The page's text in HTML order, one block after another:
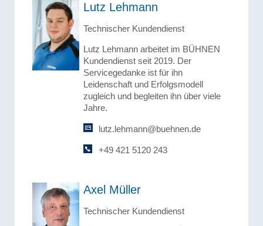
Lutz Lehmann
Technischer Kundendienst
Lutz Lehmann arbeitet im BÜHNEN
Kundendienst seit 2019. Der
Servicegedanke ist für ihn
Leidenschaft und Erfolgsmodell
zugleich und begleiten ihn über viele
Jahre.
lutz.lehmann@buehnen.de
+49 421 5120 243
Axel Müller
Technischer Kundendienst